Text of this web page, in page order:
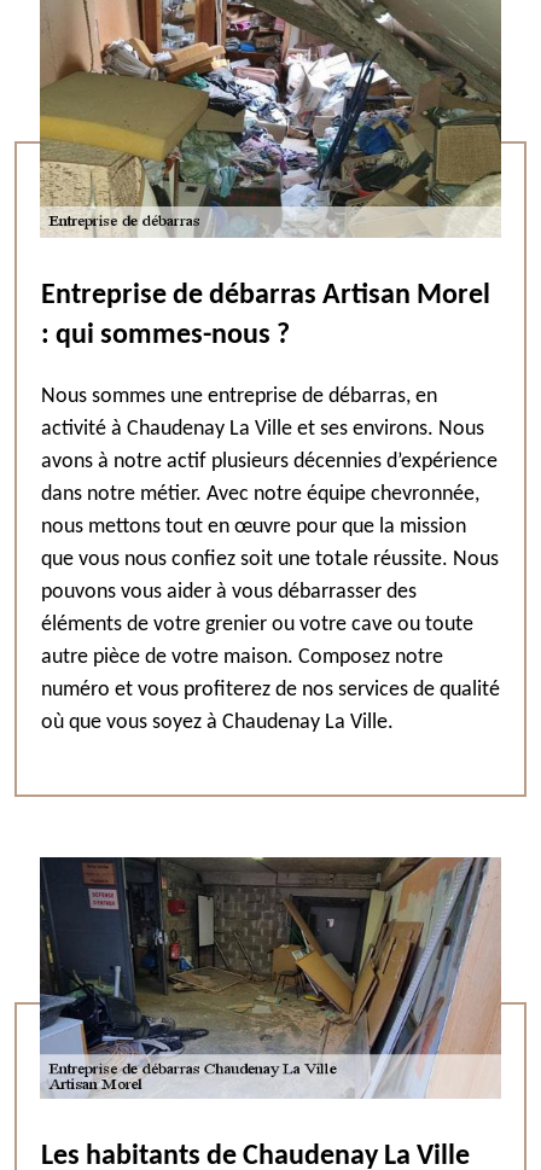
Entreprise de débarras Artisan Morel
: qui sommes-nous ?
Nous sommes une entreprise de débarras, en
activité à Chaudenay La Ville et ses environs. Nous
avons à notre actif plusieurs décennies d’expérience
dans notre métier. Avec notre équipe chevronnée,
nous mettons tout en œuvre pour que la mission
que vous nous confiez soit une totale réussite. Nous
pouvons vous aider à vous débarrasser des
éléments de votre grenier ou votre cave ou toute
autre pièce de votre maison. Composez notre
numéro et vous profiterez de nos services de qualité
où que vous soyez à Chaudenay La Ville.
Les habitants de Chaudenay La Ville